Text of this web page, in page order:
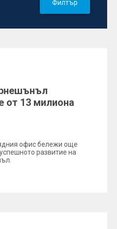
Филтър
от 13 милиона
офис бележи още
развитие на